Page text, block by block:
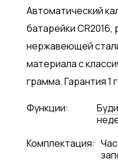
Автоматический
батарейки
нержавеющей
материала с
грамма. Гарантия 1
Функции:
Комплектация: